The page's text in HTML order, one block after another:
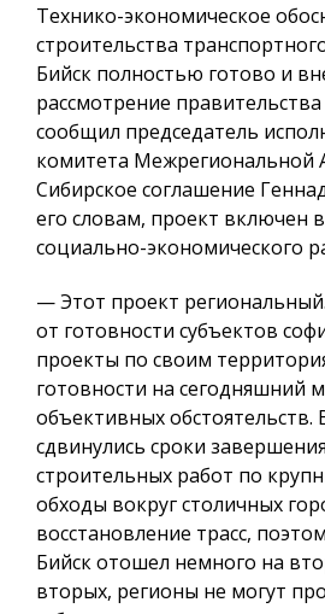
Технико-экономическое
строительства
Бийск полностью готово и
рассмотрение
сообщил председатель
комитета Межрегиональной
Сибирское соглашение
его словам, проект включен
социально-экономического
— Этот проект
от готовности субъектов
проекты по своим
готовности на сегодняшний
объективных обстоятельств.
сдвинулись сроки
строительных работ по
обходы вокруг столичных
восстановление трасс,
Бийск отошел немного на
вторых, регионы не могут